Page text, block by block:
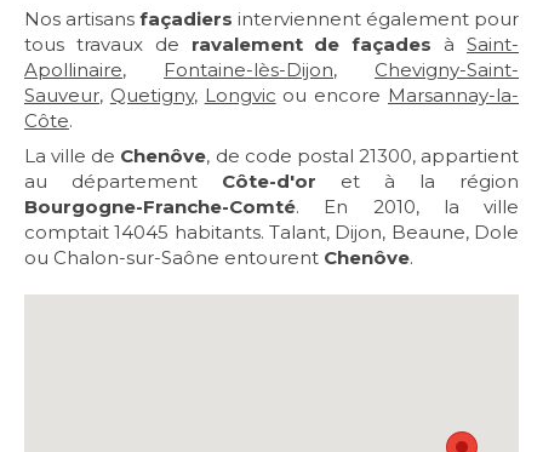
Nos artisans façadiers interviennent également pour
tous travaux de ravalement de façades àSaint-
Apollinaire, Fontaine-lès-Dijon, Chevigny-Saint-
Sauveur, Quetigny, Longvic ou encore Marsannay-la-
Côte.
La ville de Chenôve, de code postal 21300, appartient
au département Côte-d'or et à la région
Bourgogne-Franche-Comté. En 2010, la ville
comptait 14045 habitants. Talant, Dijon, Beaune, Dole
ou Chalon-sur-Saône entourent Chenôve.